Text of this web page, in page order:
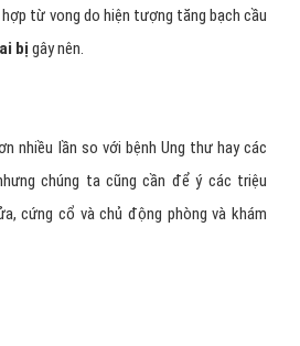
từ vong do hiện tượng tăng bạch cầu
bị gây nên.
nhiều lần so với bệnh Ung thư hay các
chúng ta cũng cần để ý các triệu
cứng cổ và chủ động phòng và khám